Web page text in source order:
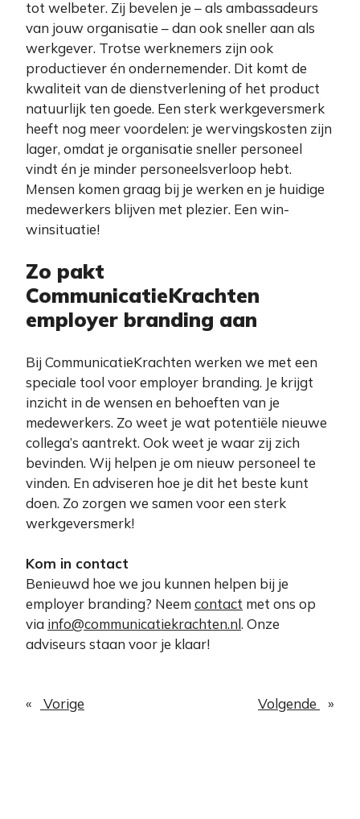
tot welbeter. Zij bevelen je – als ambassadeurs
van jouw organisatie – dan ook sneller aan als
werkgever. Trotse werknemers zijn ook
productiever én ondernemender. Dit komt de
kwaliteit van de dienstverlening of het product
natuurlijk ten goede. Een sterk werkgeversmerk
heeft nog meer voordelen: je wervingskosten zijn
lager, omdat je organisatie sneller personeel
vindt én je minder personeelsverloop hebt.
Mensen komen graag bij je werken en je huidige
medewerkers blijven met plezier. Een win-
winsituatie!
Zo pakt
CommunicatieKrachten
employer branding aan
Bij CommunicatieKrachten werken we met een
speciale tool voor employer branding. Je krijgt
inzicht in de wensen en behoeften van je
medewerkers. Zo weet je wat potentiële nieuwe
collega’s aantrekt. Ook weet je waar zij zich
bevinden. Wij helpen je om nieuw personeel te
vinden. En adviseren hoe je dit het beste kunt
doen. Zo zorgen we samen voor een sterk
werkgeversmerk!
Kom in contact
Benieuwd hoe we jou kunnen helpen bij je
employer branding? Neem contact met ons op
via info@communicatiekrachten.nl. Onze
adviseurs staan voor je klaar!
« Vorige Volgende »